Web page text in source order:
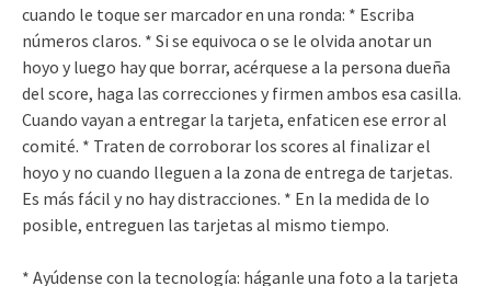
cuando le toque ser marcador en una ronda: * Escriba
números claros. * Si se equivoca o se le olvida anotar un
hoyo y luego hay que borrar, acérquese a la persona dueña
del score, haga las correcciones y firmen ambos esa casilla.
Cuando vayan a entregar la tarjeta, enfaticen ese error al
comité. * Traten de corroborar los scores al finalizar el
hoyo y no cuando lleguen a la zona de entrega de tarjetas.
Es más fácil y no hay distracciones. * En la medida de lo
posible, entreguen las tarjetas al mismo tiempo.
* Ayúdense con la tecnología: háganle una foto a la tarjeta